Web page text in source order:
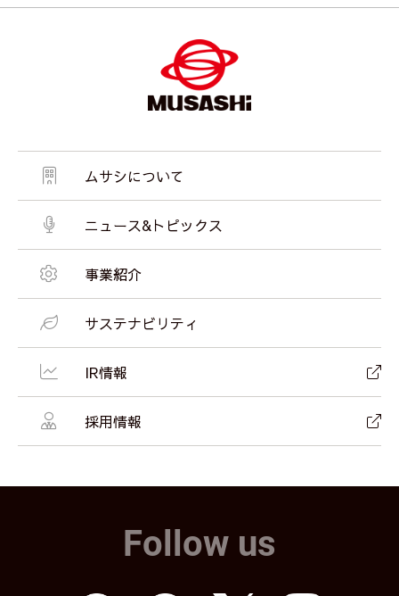
ムサシについて
ニュース&トピックス
事業紹介
サステナビリティ
IR情報
採用情報
Follow us